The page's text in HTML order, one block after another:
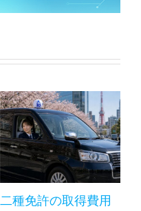
二種免許の取得費用